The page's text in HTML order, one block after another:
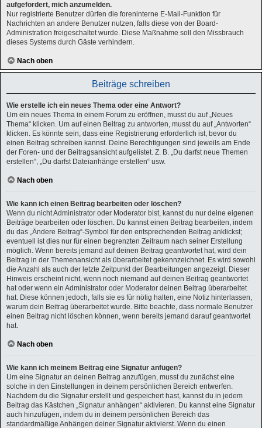
aufgefordert, mich anzumelden.
Nur registrierte Benutzer dürfen die foreninterne E-Mail-Funktion für
Nachrichten an andere Benutzer nutzen, falls diese von der Board-
Administration freigeschaltet wurde. Diese Maßnahme soll den Missbrauch
dieses Systems durch Gäste verhindern.
Nach oben
Beiträge schreiben
Wie erstelle ich ein neues Thema oder eine Antwort?
Um ein neues Thema in einem Forum zu eröffnen, musst du auf „Neues
Thema“ klicken. Um auf einen Beitrag zu antworten, musst du auf „Antworten“
klicken. Es könnte sein, dass eine Registrierung erforderlich ist, bevor du
einen Beitrag schreiben kannst. Deine Berechtigungen sind jeweils am Ende
der Foren- und der Beitragsansicht aufgelistet. Z. B. „Du darfst neue Themen
erstellen“, „Du darfst Dateianhänge erstellen“ usw.
Nach oben
Wie kann ich einen Beitrag bearbeiten oder löschen?
Wenn du nicht Administrator oder Moderator bist, kannst du nur deine eigenen
Beiträge bearbeiten oder löschen. Du kannst einen Beitrag bearbeiten, indem
du das „Ändere Beitrag“-Symbol für den entsprechenden Beitrag anklickst;
eventuell ist dies nur für einen begrenzten Zeitraum nach seiner Erstellung
möglich. Wenn bereits jemand auf deinen Beitrag geantwortet hat, wird dein
Beitrag in der Themenansicht als überarbeitet gekennzeichnet. Es wird sowohl
die Anzahl als auch der letzte Zeitpunkt der Bearbeitungen angezeigt. Dieser
Hinweis erscheint nicht, wenn noch niemand auf deinen Beitrag geantwortet
hat oder wenn ein Administrator oder Moderator deinen Beitrag überarbeitet
hat. Diese können jedoch, falls sie es für nötig halten, eine Notiz hinterlassen,
warum dein Beitrag überarbeitet wurde. Bitte beachte, dass normale Benutzer
einen Beitrag nicht löschen können, wenn bereits jemand darauf geantwortet
hat.
Nach oben
Wie kann ich meinem Beitrag eine Signatur anfügen?
Um eine Signatur an deinen Beitrag anzufügen, musst du zunächst eine
solche in den Einstellungen in deinem persönlichen Bereich entwerfen.
Nachdem du die Signatur erstellt und gespeichert hast, kannst du in jedem
Beitrag das Kästchen „Signatur anhängen“ aktivieren. Du kannst eine Signatur
auch hinzufügen, indem du in deinem persönlichen Bereich das
standardmäßige Anhängen deiner Signatur aktivierst. Wenn du einen